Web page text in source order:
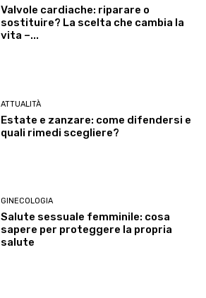
Valvole cardiache: riparare o
sostituire? La scelta che cambia la
vita –...
ATTUALITÀ
Estate e zanzare: come difendersi e
quali rimedi scegliere?
GINECOLOGIA
Salute sessuale femminile: cosa
sapere per proteggere la propria
salute